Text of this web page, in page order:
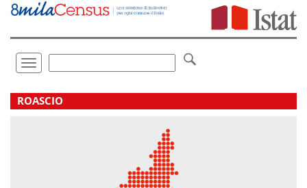
Vai
direttamente
Toggle
navigation
.
ROASCIO